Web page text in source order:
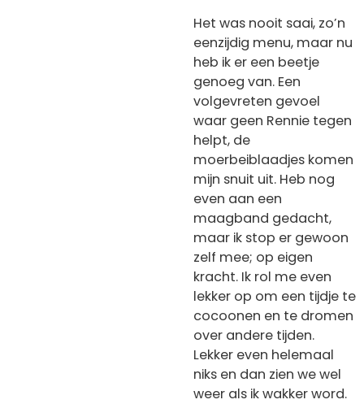
Het was nooit saai, zo’n
eenzijdig menu, maar nu
heb ik er een beetje
genoeg van. Een
volgevreten gevoel
waar geen Rennie tegen
helpt, de
moerbeiblaadjes komen
mijn snuit uit. Heb nog
even aan een
maagband gedacht,
maar ik stop er gewoon
zelf mee; op eigen
kracht. Ik rol me even
lekker op om een tijdje te
cocoonen en te dromen
over andere tijden.
Lekker even helemaal
niks en dan zien we wel
weer als ik wakker word.